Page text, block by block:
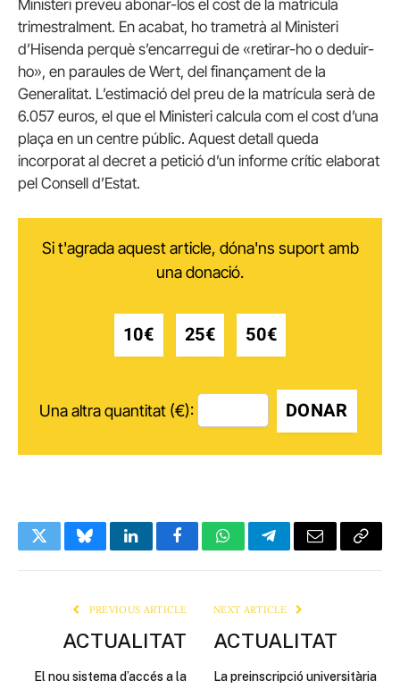
Ministeri preveu abonar-los el cost de la matrícula
trimestralment. En acabat, ho trametrà al Ministeri
d’Hisenda perquè s’encarregui de «retirar-ho o deduir-
ho», en paraules de Wert, del finançament de la
Generalitat. L’estimació del preu de la matrícula serà de
6.057 euros, el que el Ministeri calcula com el cost d’una
plaça en un centre públic. Aquest detall queda
incorporat al decret a petició d’un informe crític elaborat
pel Consell d’Estat.
Si t'agrada aquest article, dóna'ns suport amb
una donació.
10€ 25€ 50€
Una altra quantitat (€): DONAR
TwitterBlueskyLinkedInFacebookWhatsAppTelegramEmail Copy
PREVIOUS ARTICLE
ACTUALITAT
El nou sistema d’accés a la
NEXT ARTICLE
ACTUALITAT
La preinscripció universitària